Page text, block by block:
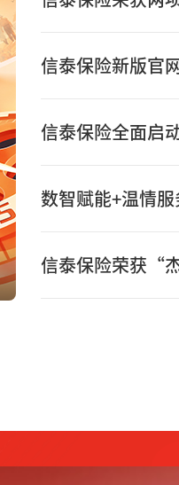
数智赋能+温情
信泰保险荣获“